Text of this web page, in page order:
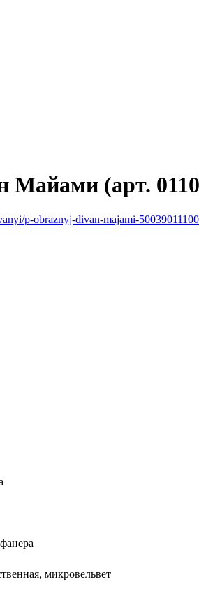
Майами (арт.
p-obraznyj-divan-majami-
микровельвет